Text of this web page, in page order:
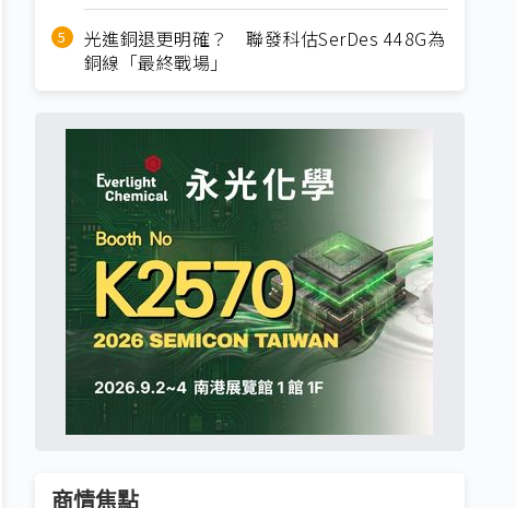
光進銅退更明確？ 聯發科估SerDes 448G為
銅線「最終戰場」
商情焦點